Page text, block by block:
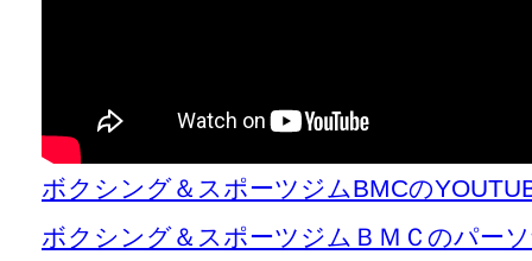
ボクシング＆スポーツジムBMCの
ボクシング＆スポーツジムＢＭＣのパー